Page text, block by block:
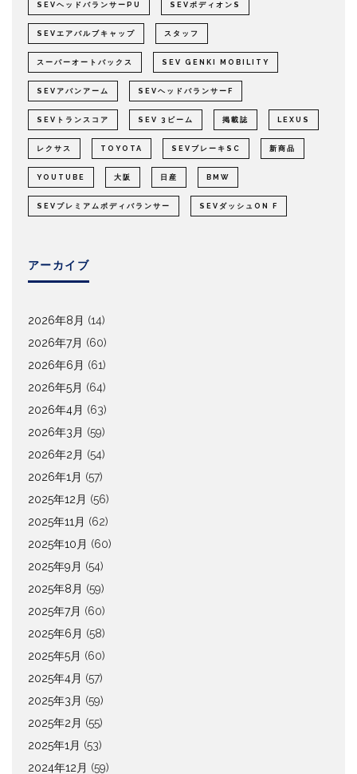
SEVヘッドバランサーPU SEVボディオンS
SEVエアバルブキャップ スタッフ
スーパーオートバックス SEV GENKI MOBILITY
SEVアバンアーム SEVヘッドバランサーF
SEVトランスコア SEV 3ビーム 掲載誌 LEXUS
レクサス TOYOTA SEVブレーキSC 新商品
YOUTUBE 大阪 日産 BMW
SEVプレミアムボディバランサー SEVダッシュON F
アーカイブ
2026年8月 (14)
2026年7月 (60)
2026年6月 (61)
2026年5月 (64)
2026年4月 (63)
2026年3月 (59)
2026年2月 (54)
2026年1月 (57)
2025年12月 (56)
2025年11月 (62)
2025年10月 (60)
2025年9月 (54)
2025年8月 (59)
2025年7月 (60)
2025年6月 (58)
2025年5月 (60)
2025年4月 (57)
2025年3月 (59)
2025年2月 (55)
2025年1月 (53)
2024年12月 (59)